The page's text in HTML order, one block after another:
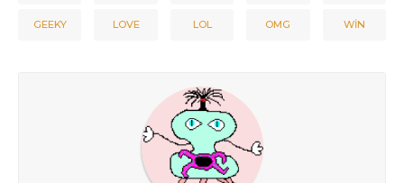
GEEKY LOVE LOL OMG WIN